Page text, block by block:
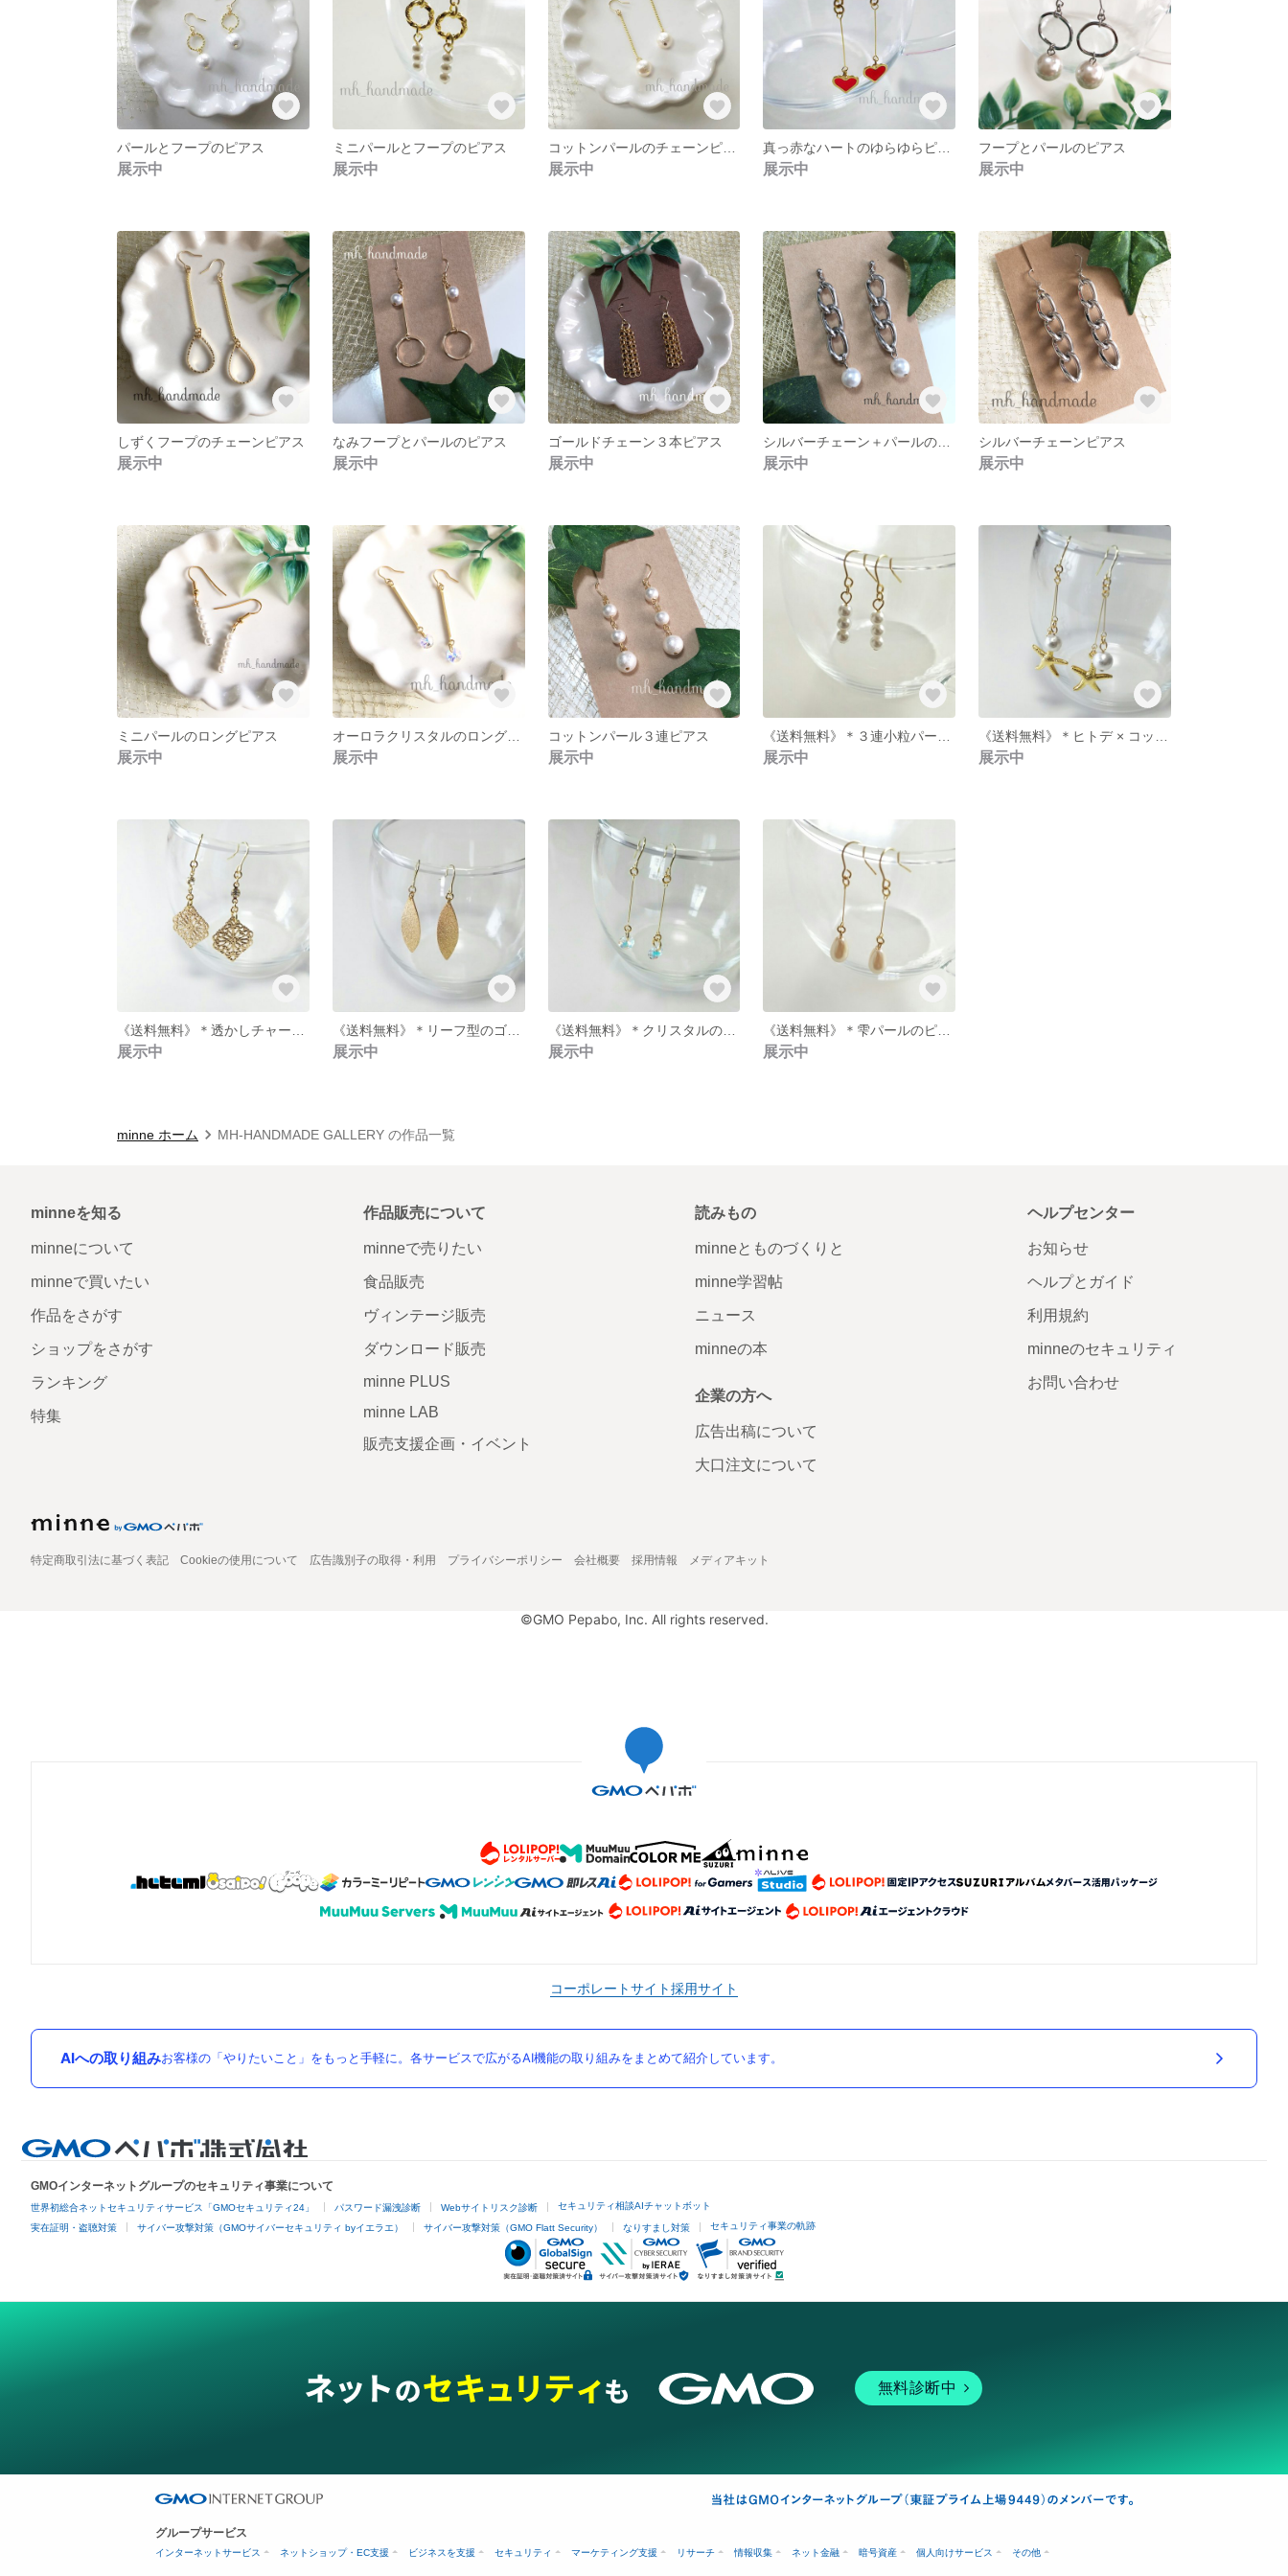
パールとフープのピアス
展示中
ミニパールとフープのピアス
展示中
コットンパールのチェーンピアス
展示中 展示中
フープとパールのピアス
展示中
しずくフープのチェーンピアス
展示中
なみフープとパールのピアス
展示中
ゴールドチェーン３本ピアス
展示中 展示中
シルバーチェーンピアス
展示中
ミニパールのロングピアス
展示中
オーロラクリスタルのロングピアス
展示中
コットンパール３連ピアス
展示中 展示中 展示中
展示中
《送料無料》＊リーフ型のゴールドピアス＊
展示中
《送料無料》＊クリスタルのキラキラピアス＊
展示中 展示中
minne ホーム MH-HANDMADE GALLERY の作品一覧
minneを知る
minneについて
minneで買いたい
作品をさがす
ショップをさがす
ランキング
特集
作品販売について
minneで売りたい
食品販売
ヴィンテージ販売
ダウンロード販売
minne PLUS
minne LAB
販売支援企画・イベント
読みもの
minneとものづくりと
minne学習帖
ニュース
minneの本
企業の方へ
広告出稿について
大口注文について
ヘルプセンター
お知らせ
ヘルプとガイド
利用規約
minneのセキュリティ
お問い合わせ
特定商取引法に基づく表記 Cookieの使用について 広告識別子の取得・利用 プライバシーポリシー 会社概要 採用情報 メディアキット
©GMO Pepabo, Inc. All rights reserved.
コーポレートサイト採用サイト
AIへの取り組みお客様の「やりたいこと」をもっと手軽に。各サービスで広がるAI機能の取り組みをまとめて紹介しています。
GMOインターネットグループのセキュリティ事業について
世界初総合ネットセキュリティサービス「GMOセキュリティ24」 パスワード漏洩診断 Webサイトリスク診断 セキュリティ相談AIチャットボット
実在証明・盗聴対策 サイバー攻撃対策（GMOサイバーセキュリティ byイエラエ） サイバー攻撃対策（GMO Flatt Security） なりすまし対策 セキュリティ事業の軌跡
無料診断中
グループサービス
インターネットサービス ネットショップ・EC支援 ビジネスを支援 セキュリティ マーケティング支援 リサーチ 情報収集 ネット金融 暗号資産 個人向けサービス その他